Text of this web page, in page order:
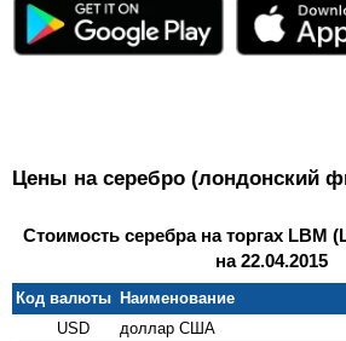
Цены на серебро (лондонский
Стоимость серебра на торгах LBM
на 22.04.2015
Код валюты Наименование
USD
доллар США